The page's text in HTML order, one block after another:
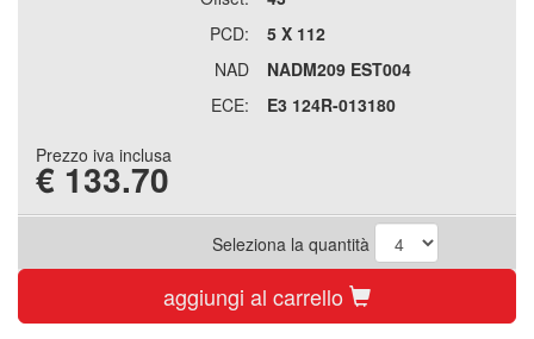
PCD:
5 X 112
NAD
NADM209 EST004
ECE:
E3 124R-013180
Prezzo iva inclusa
€ 133.70
Seleziona la quantità
aggiungi al carrello